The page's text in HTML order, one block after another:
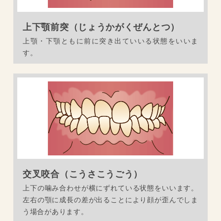
上下顎前突（じょうかがくぜんとつ）
上顎・下顎ともに前に突き出ていいる状態をいいま
す。
交叉咬合（こうさこうごう）
上下の噛み合わせが横にずれている状態をいいます。
左右の顎に成長の差が出ることにより顔が歪んでしま
う場合があります。